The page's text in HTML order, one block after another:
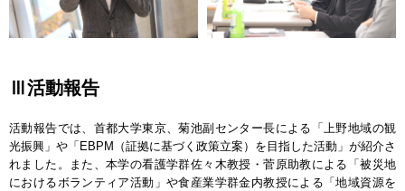
Ⅲ活動報告
活動報告では、首都大学東京、菊池副センター長による「上野地域の観
光振興」や「EBPM（証拠に基づく政策立案）を目指した活動」が紹介さ
れました。また、本学の看護学群佐々木教授・菅原助教による「被災地
におけるボランティア活動」や食産業学群金内教授による「地域資源を